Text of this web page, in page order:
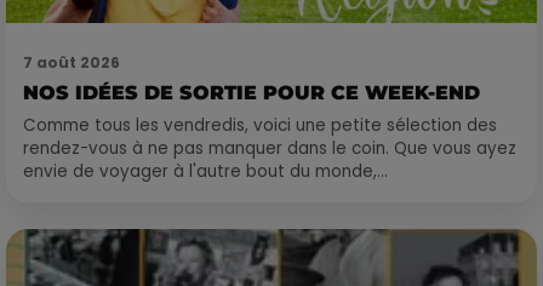
7 août 2026
NOS IDÉES DE SORTIE POUR CE WEEK-END
Comme tous les vendredis, voici une petite sélection des
rendez-vous à ne pas manquer dans le coin. Que vous ayez
envie de voyager à l'autre bout du monde,...